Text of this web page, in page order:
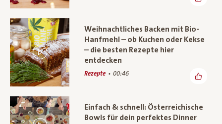
Weihnachtliches Backen mit Bio-
Hanfmehl – ob Kuchen oder Kekse
– die besten Rezepte hier
entdecken
Rezepte 00:46
Einfach & schnell: Österreichische
Bowls für dein perfektes Dinner